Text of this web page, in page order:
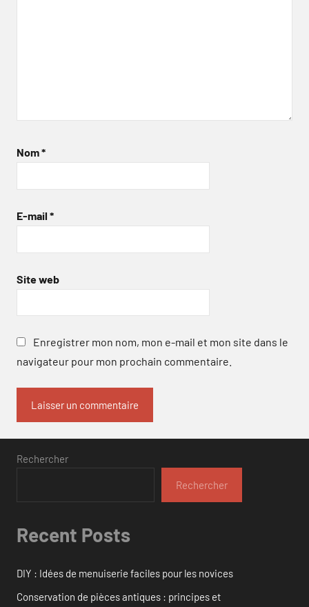
Nom*
E-mail *
Site web
Enregistrer mon nom, mon e-mail et mon site dans le
navigateur pour mon prochain commentaire.
Rechercher
Rechercher
Recent Posts
DIY : Idées de menuiserie faciles pour les novices
Conservation de pièces antiques : principes et